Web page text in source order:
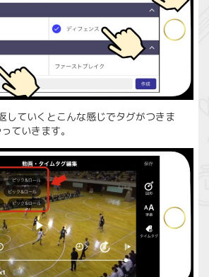
していくとこんな感じでタグがつきま
ていきます。